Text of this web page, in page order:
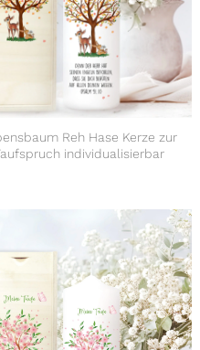
Reh Hase Kerze zur
individualisierbar